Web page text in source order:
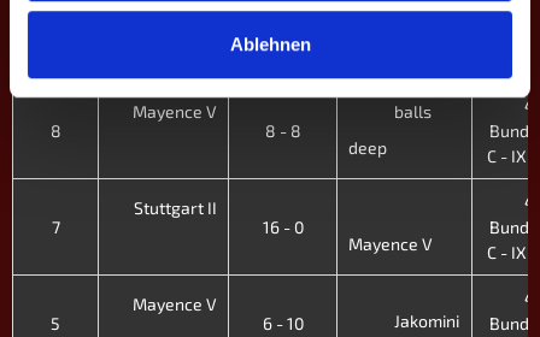
Ablehnen
Emmering II
2 - 14
8
Mayence V
8 - 8
balls
deep
4.
C - IX.
7
Stuttgart II
16 - 0
Mayence V
4.
C - IX.
5
Mayence V
6 - 10
Jakomini
4.